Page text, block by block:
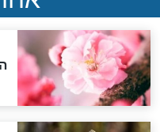
קצר לפרשת
הרב מנדל -
תהילים ארצי
חדשות